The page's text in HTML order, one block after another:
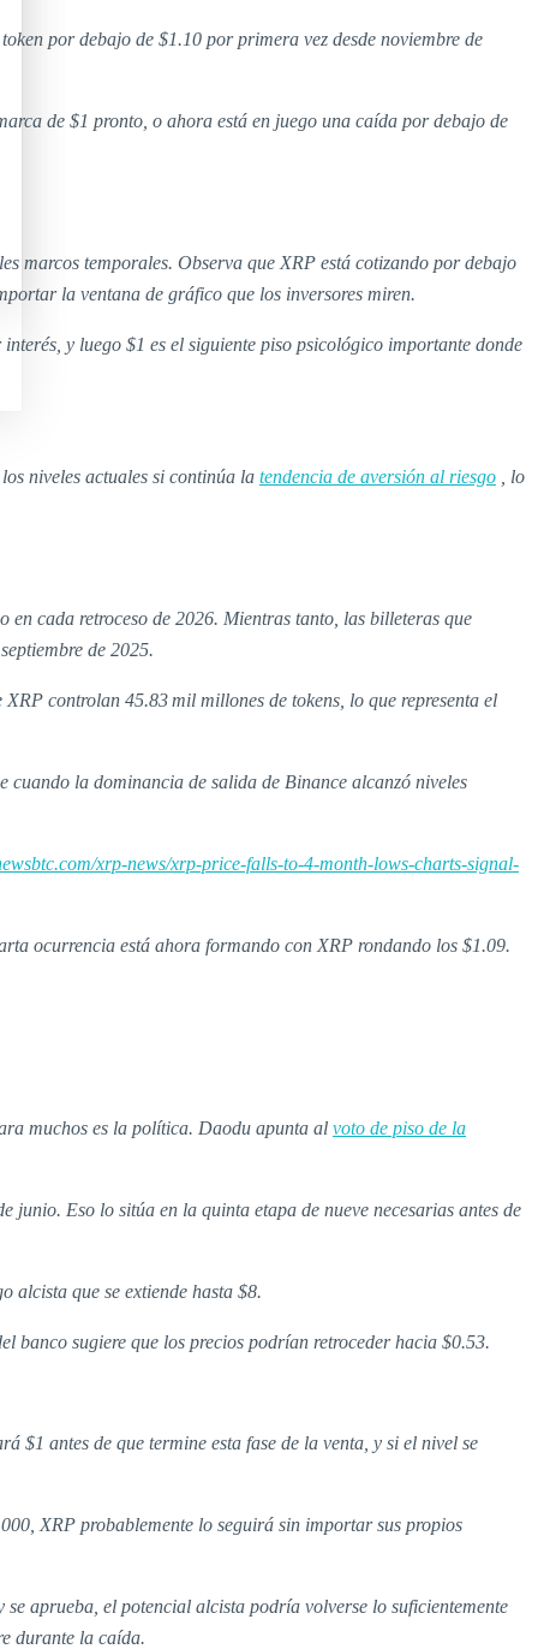
por debajo de $1.10 por primera vez desde noviembre de
de $1 pronto, o ahora está en juego una caída por debajo de
marcos temporales. Observa que XRP está cotizando por debajo
la ventana de gráfico que los inversores miren.
y luego $1 es el siguiente piso psicológico importante donde
niveles actuales si continúa la tendencia de aversión al riesgo , lo
en cada retroceso de 2026. Mientras tanto, las billeteras que
de 2025.
controlan 45.83 mil millones de tokens, lo que representa el
cuando la dominancia de salida de Binance alcanzó niveles
xrp-news/xrp-price-falls-to-4-month-lows-charts-signal-
ocurrencia está ahora formando con XRP rondando los $1.09.
muchos es la política. Daodu apunta al voto de piso de la
Eso lo sitúa en la quinta etapa de nueve necesarias antes de
alcista que se extiende hasta $8.
banco sugiere que los precios podrían retroceder hacia $0.53.
$1 antes de que termine esta fase de la venta, y si el nivel se
XRP probablemente lo seguirá sin importar sus propios
aprueba, el potencial alcista podría volverse lo suficientemente
durante la caída.